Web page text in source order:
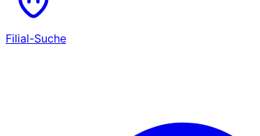
Filial-Suche